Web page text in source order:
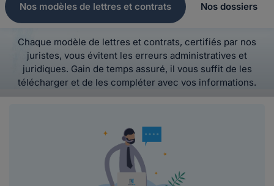
Nos modèles de lettres et contrats Nos dossiers
Chaque modèle de lettres et contrats, certifiés par nos
juristes, vous évitent les erreurs administratives et
juridiques. Gain de temps assuré, il vous suffit de les
télécharger et de les compléter avec vos informations.